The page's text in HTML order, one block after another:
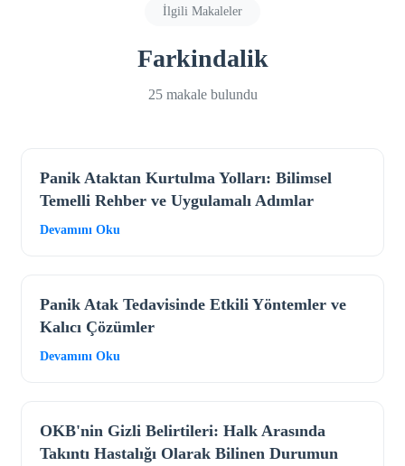
İlgili Makaleler
Farkindalik
25 makale bulundu
Panik Ataktan Kurtulma Yolları: Bilimsel
Temelli Rehber ve Uygulamalı Adımlar
Devamını Oku
Panik Atak Tedavisinde Etkili Yöntemler ve
Kalıcı Çözümler
Devamını Oku
OKB'nin Gizli Belirtileri: Halk Arasında
Takıntı Hastalığı Olarak Bilinen Durumun